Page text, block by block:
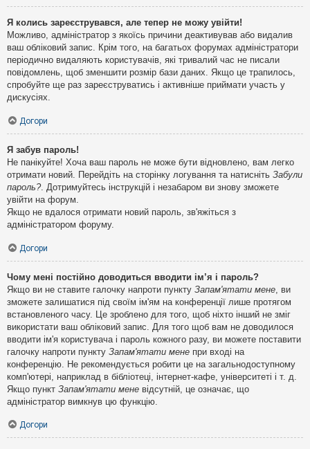
Я колись зареєструвався, але тепер не можу увійти!
Можливо, адміністратор з якоїсь причини деактивував або видалив
ваш обліковий запис. Крім того, на багатьох форумах адміністратори
періодично видаляють користувачів, які тривалий час не писали
повідомлень, щоб зменшити розмір бази даних. Якщо це трапилось,
спробуйте ще раз зареєструватись і активніше приймати участь у
дискусіях.
Догори
Я забув пароль!
Не панікуйте! Хоча ваш пароль не може бути відновлено, вам легко
отримати новий. Перейдіть на сторінку логування та натисніть Забули
пароль?. Дотримуйтесь інструкцій і незабаром ви знову зможете
увійти на форум.
Якщо не вдалося отримати новий пароль, зв'яжіться з
адміністратором форуму.
Догори
Чому мені постійно доводиться вводити ім’я і пароль?
Якщо ви не ставите галочку напроти пункту Запам'ятати мене , ви
зможете залишатися під своїм ім'ям на конференції лише протягом
встановленого часу. Це зроблено для того, щоб ніхто інший не зміг
використати ваш обліковий запис. Для того щоб вам не доводилося
вводити ім'я користувача і пароль кожного разу, ви можете поставити
галочку напроти пункту Запам'ятати мене при вході на
конференцію. Не рекомендується робити це на загальнодоступному
комп'ютері, наприклад в бібліотеці, інтернет-кафе, університеті і т. д.
Якщо пункт Запам'ятати мене відсутній, це означає, що
адміністратор вимкнув цю функцію.
Догори